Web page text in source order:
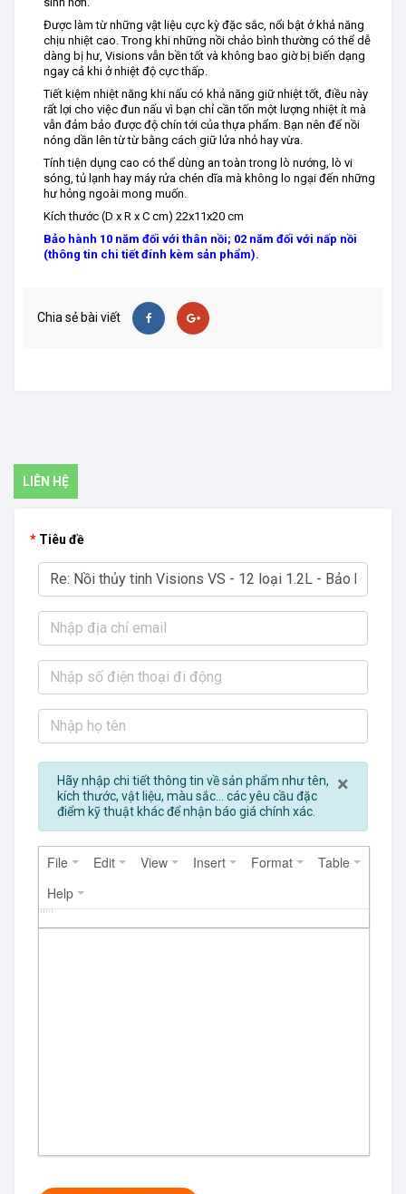
Được làm từ những vật liệu cực kỳ đặc sắc, nổi bật ở khả năng
chịu nhiệt cao. Trong khi những nồi chảo bình thường có thể dễ
dàng bị hư, Visions vẫn bền tốt và không bao giờ bị biến dạng
ngay cả khi ở nhiệt độ cực thấp.
Tiết kiệm nhiệt năng khi nấu có khả năng giữ nhiệt tốt, điều này
rất lợi cho việc đun nấu vì bạn chỉ cần tốn một lượng nhiệt ít mà
vẫn đảm bảo được độ chín tới của thựa phẩm. Bạn nên để nồi
nóng dần lên từ từ bằng cách giữ lửa nhỏ hay vừa.
Tính tiện dụng cao có thể dùng an toàn trong lò nướng, lò vi
sóng, tủ lạnh hay máy rửa chén dĩa mà không lo ngại đến những
hư hỏng ngoài mong muốn.
Kích thước (D x R x C cm) 22x11x20 cm
Bảo hành 10 năm đối với thân nồi; 02 năm đối với nấp nồi
(thông tin chi tiết đính kèm sản phẩm).
Chia sẻ bài viết
LIÊN HỆ
Tiêu đề
×
Hãy nhập chi tiết thông tin về sản phẩm như tên,
kích thước, vật liệu, màu sắc... các yêu cầu đặc
điểm kỹ thuật khác để nhận báo giá chính xác.
File Edit View Insert Format
Table
Help